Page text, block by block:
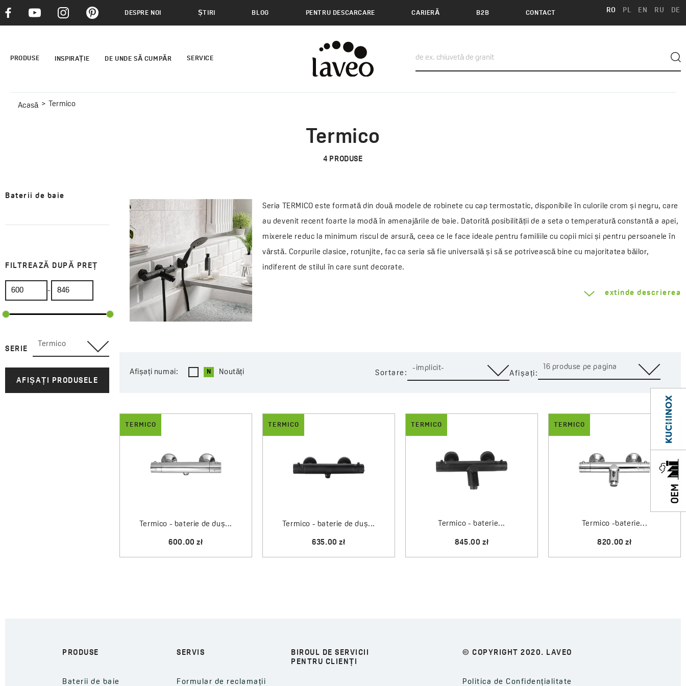
DESPRE NOI ȘTIRI BLOG PENTRU DESCARCARE CARIERĂ B2B CONTACT RO PL EN RU DE
PRODUSE INSPIRAȚIE DE UNDE SĂ CUMPĂR SERVICE
Acasă Termico
Termico
4 PRODUSE
Baterii de baie
FILTREAZĂ DUPĂ PREȚ
-
SERIE
Termico
AFIȘAȚI PRODUSELE
Seria TERMICO este formată din două modele de robinete cu cap termostatic, disponibile în culorile crom și negru, care
au devenit recent foarte la modă în amenajările de baie. Datorită posibilității de a seta o temperatură constantă a apei,
mixerele reduc la minimum riscul de arsură, ceea ce le face ideale pentru familiile cu copii mici și pentru persoanele în
vârstă. Corpurile clasice, rotunjite, fac ca seria să fie universală și să se potrivească bine cu majoritatea băilor,
indiferent de stilul în care sunt decorate.
extinde descrierea
Afișați numai: Noutăți Sortare:
-implicit-
Afișați:
16 produse pe pagina
TERMICO
Termico - baterie de duș...
600.00 zł
TERMICO
Termico - baterie de duș...
635.00 zł
TERMICO
Termico - baterie...
845.00 zł
TERMICO
Termico -baterie...
820.00 zł
PRODUSE
Baterii de baie
SERVIS
Formular de reclamații
BIROUL DE SERVICII
PENTRU CLIENȚI
© COPYRIGHT 2020. LAVEO
Politica de Confidențialitate